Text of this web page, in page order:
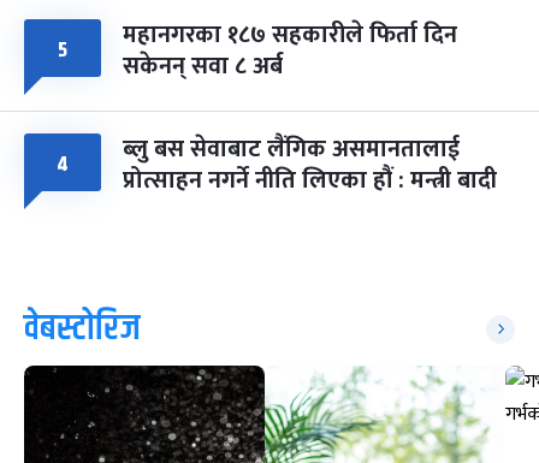
५ महानगरका १८७ सहकारीले फिर्ता दिन
सकेनन् सवा ८ अर्ब
४ ब्लु बस सेवाबाट लैंगिक असमानतालाई
प्रोत्साहन नगर्ने नीति लिएका हौं : मन्त्री बादी
वेबस्टोरिज